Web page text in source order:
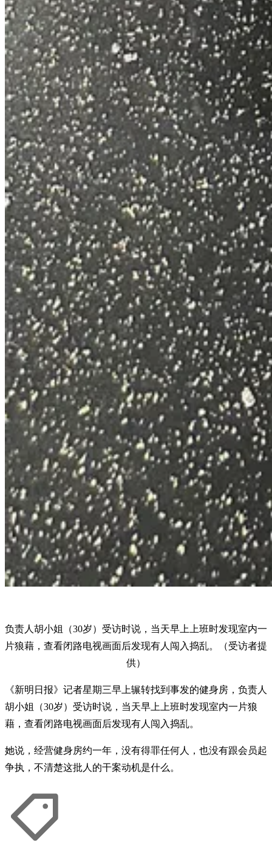
负责人胡小姐（30岁）受访时说，当天早上上班时发现室内一
片狼藉，查看闭路电视画面后发现有人闯入捣乱。（受访者提
供）
《新明日报》记者星期三早上辗转找到事发的健身房，负责人
胡小姐（30岁）受访时说，当天早上上班时发现室内一片狼
藉，查看闭路电视画面后发现有人闯入捣乱。
她说，经营健身房约一年，没有得罪任何人，也没有跟会员起
争执，不清楚这批人的干案动机是什么。